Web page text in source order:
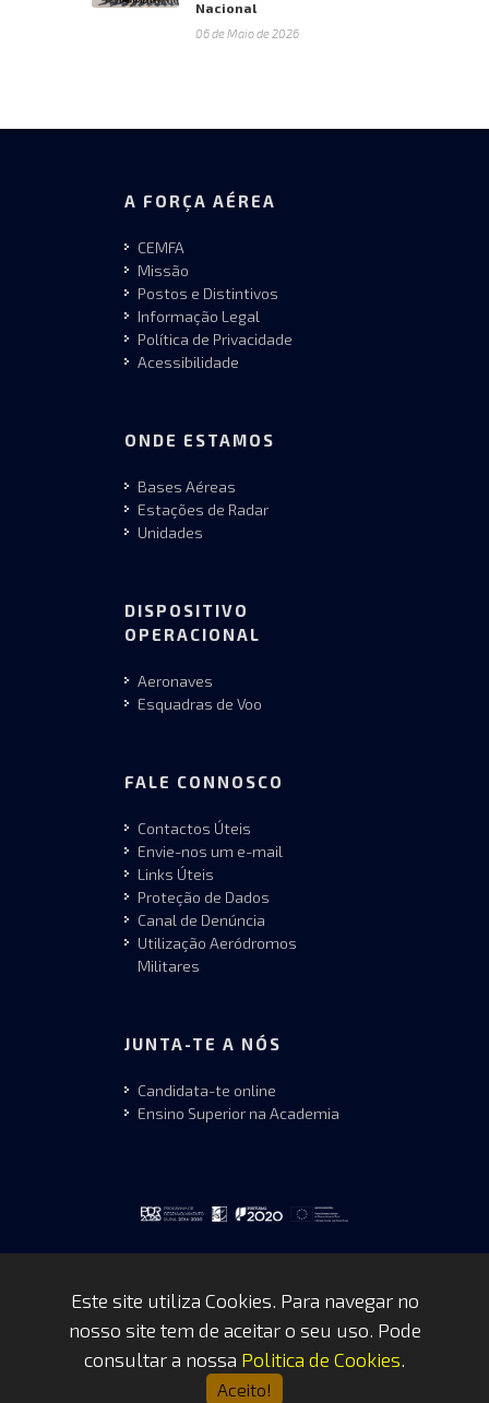
Nacional
06 de Maio de 2026
A FORÇA AÉREA
CEMFA
Missão
Postos e Distintivos
Informação Legal
Política de Privacidade
Acessibilidade
ONDE ESTAMOS
Bases Aéreas
Estações de Radar
Unidades
DISPOSITIVO
OPERACIONAL
Aeronaves
Esquadras de Voo
FALE CONNOSCO
Contactos Úteis
Envie-nos um e-mail
Links Úteis
Proteção de Dados
Canal de Denúncia
Utilização Aeródromos
Militares
JUNTA-TE A NÓS
Candidata-te online
Ensino Superior na Academia
Copyrights © 2026 by FAP - DCSI -
WEBTEAM
Este site utiliza Cookies. Para navegar no
nosso site tem de aceitar o seu uso. Pode
consultar a nossa Politica de Cookies.
Aceito!